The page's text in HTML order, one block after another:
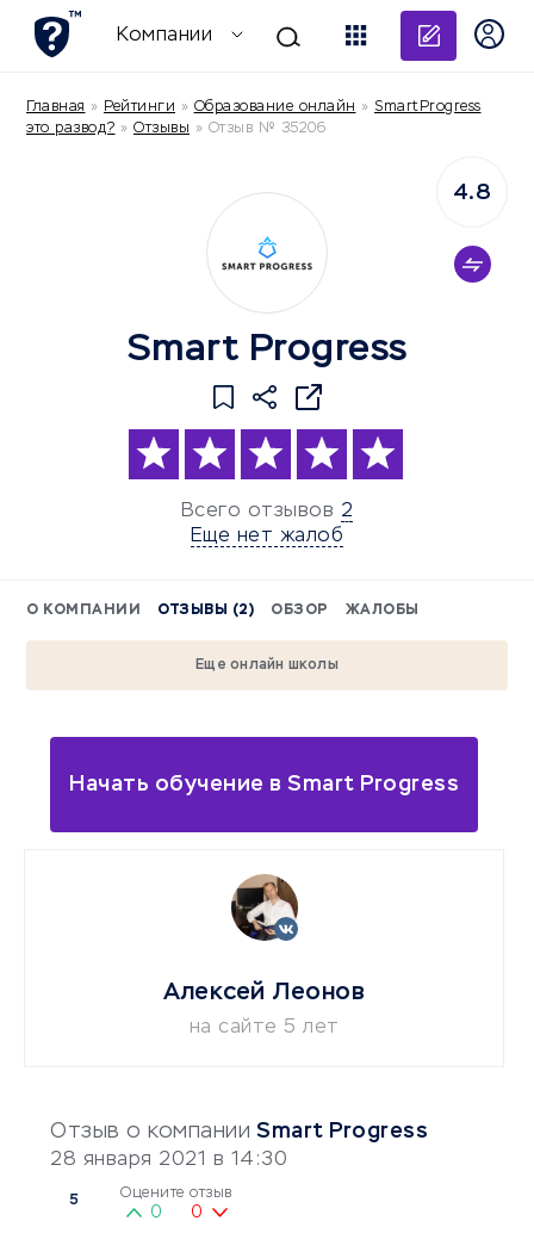
Компании
Главная » Рейтинги » Образование онлайн » SmartProgress
это развод? » Отзывы » Отзыв № 35206
Smart Progress
Всего отзывов 2
Еще нет жалоб
4.8
О КОМПАНИИ ОТЗЫВЫ (2) ОБЗОР ЖАЛОБЫ
Еще онлайн школы
Начать обучение в Smart Progress
Отзыв о компании Smart Progress
28 января 2021 в 14:30
5 Оцените отзыв
0 0
Алексей Леонов
на сайте 5 лет